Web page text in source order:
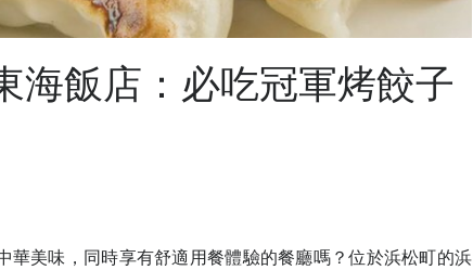
海飯店：必吃冠軍烤餃子
華美味，同時享有舒適用餐體驗的餐廳嗎？位於浜松町的浜